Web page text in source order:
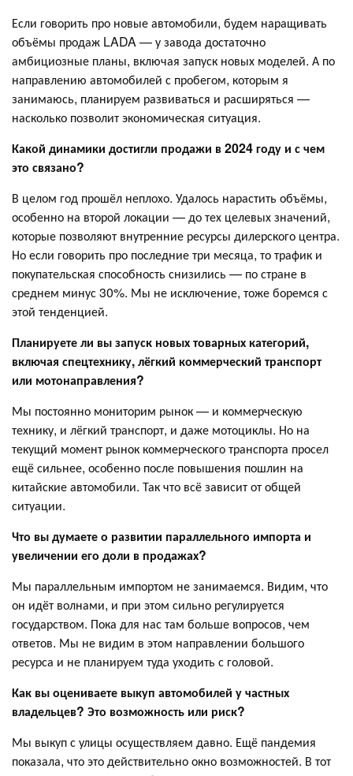
Если говорить про новые автомобили, будем наращивать
объёмы продаж LADA — у завода достаточно
амбициозные планы, включая запуск новых моделей. А по
направлению автомобилей с пробегом, которым я
занимаюсь, планируем развиваться и расширяться —
насколько позволит экономическая ситуация.
Какой динамики достигли продажи в 2024 году и с чем
это связано?
В целом год прошёл неплохо. Удалось нарастить объёмы,
особенно на второй локации — до тех целевых значений,
которые позволяют внутренние ресурсы дилерского центра.
Но если говорить про последние три месяца, то трафик и
покупательская способность снизились — по стране в
среднем минус 30%. Мы не исключение, тоже боремся с
этой тенденцией.
Планируете ли вы запуск новых товарных категорий,
включая спецтехнику, лёгкий коммерческий транспорт
или мотонаправления?
Мы постоянно мониторим рынок — и коммерческую
технику, и лёгкий транспорт, и даже мотоциклы. Но на
текущий момент рынок коммерческого транспорта просел
ещё сильнее, особенно после повышения пошлин на
китайские автомобили. Так что всё зависит от общей
ситуации.
Что вы думаете о развитии параллельного импорта и
увеличении его доли в продажах?
Мы параллельным импортом не занимаемся. Видим, что
он идёт волнами, и при этом сильно регулируется
государством. Пока для нас там больше вопросов, чем
ответов. Мы не видим в этом направлении большого
ресурса и не планируем туда уходить с головой.
Как вы оцениваете выкуп автомобилей у частных
владельцев? Это возможность или риск?
Мы выкуп с улицы осуществляем давно. Ещё пандемия
показала, что это действительно окно возможностей. В тот